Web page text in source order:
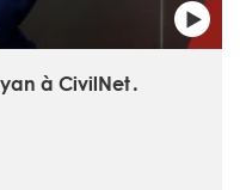
à CivilNet․